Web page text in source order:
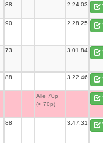
88 2.24,03
90 2.28,25
73 3.01,84
88 3.22,46
Alle 70p
(< 70p)
88 3.47,31